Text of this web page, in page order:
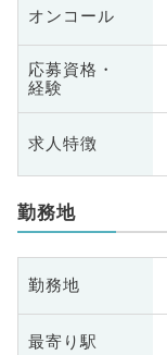
オンコール
応募資格・
経験
求人特徴
勤務地
勤務地
最寄り駅